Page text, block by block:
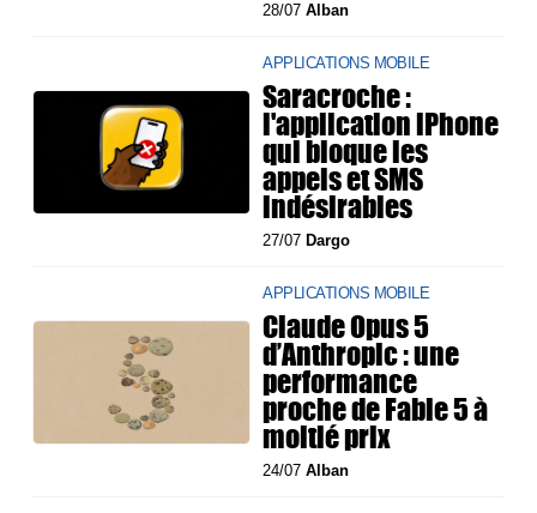
28/07Alban
APPLICATIONS MOBILE
Saracroche :
l'application iPhone
qui bloque les
appels et SMS
indésirables
27/07 Dargo
APPLICATIONS MOBILE
Claude Opus 5
d’Anthropic : une
performance
proche de Fable 5 à
moitié prix
24/07Alban